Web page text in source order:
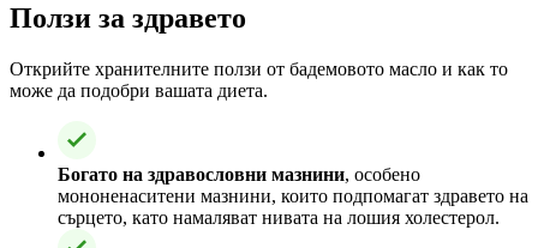
Ползи за здравето
Открийте хранителните ползи от бадемовото масло и как то
може да подобри вашата диета.
Богато на здравословни мазнини, особено
мононенаситени мазнини, които подпомагат здравето на
сърцето, като намаляват нивата на лошия холестерол.